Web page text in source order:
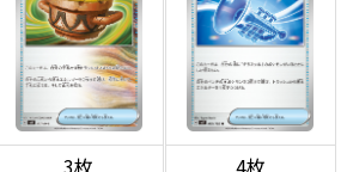
3枚 4枚